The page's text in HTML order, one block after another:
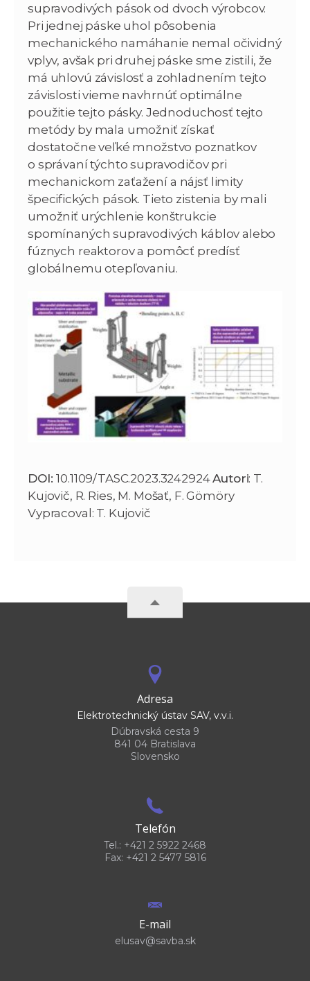
supravodivých pások od dvoch výrobcov.
Pri jednej páske uhol pôsobenia
mechanického namáhanie nemal očividný
vplyv, avšak pri druhej páske sme zistili, že
má uhlovú závislosť a zohladnením tejto
závislosti vieme navhrnúť optimálne
použitie tejto pásky. Jednoduchosť tejto
metódy by mala umožniť získať
dostatočne veľké množstvo poznatkov
o správaní týchto supravodičov pri
mechanickom zaťažení a nájsť limity
špecifických pások. Tieto zistenia by mali
umožniť urýchlenie konštrukcie
spomínaných supravodivých káblov alebo
fúznych reaktorov a pomôcť predísť
globálnemu otepľovaniu.
DOI:10.1109/TASC.2023.3242924Autori: T.
Kujovič, R. Ries, M. Mošať, F. Gömöry
Vypracoval: T. Kujovič
Adresa
Elektrotechnický ústav SAV, v.v.i.
Dúbravská cesta 9
841 04 Bratislava
Slovensko
Telefón
Tel.: +421 2 5922 2468
Fax: +421 2 5477 5816
E-mail
elusav@savba.sk